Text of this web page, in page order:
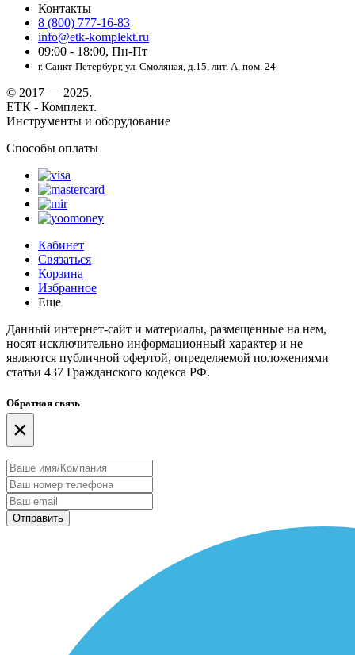
Контакты
8 (800) 777-16-83
info@etk-komplekt.ru
09:00 - 18:00, Пн-Пт
г. Санкт-Петербург, ул. Смоляная, д.15, лит. А, пом. 24
© 2017 — 2025.
ЕТК - Комплект.
Инструменты и оборудование
Способы оплаты
Кабинет
Связаться
Корзина
Избранное
Еще
Данный интернет-сайт и материалы, размещенные на нем,
носят исключительно информационный характер и не
являются публичной офертой, определяемой положениями
статьи 437 Гражданского кодекса РФ.
Обратная связь
×
Отправить